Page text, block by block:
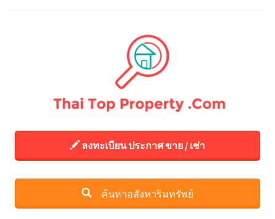
ลงทะเบียน ประกาศ ขาย / เช่า
ค้นหาอสังหาริมทรัพย์